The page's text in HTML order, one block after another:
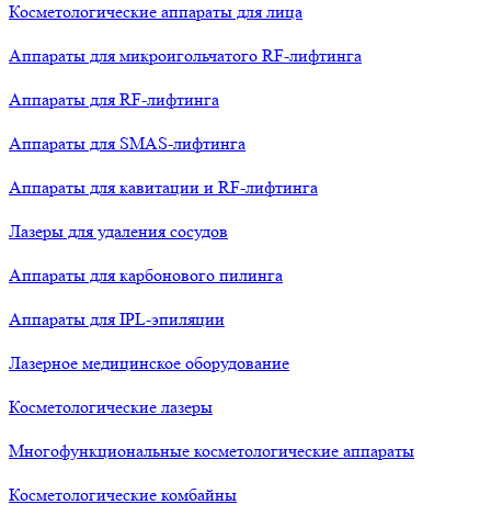
Косметологические аппараты для лица
Аппараты для микроигольчатого RF-лифтинга
Аппараты для RF-лифтинга
Аппараты для SMAS-лифтинга
Аппараты для кавитации и RF-лифтинга
Лазеры для удаления сосудов
Аппараты для карбонового пилинга
Аппараты для IPL-эпиляции
Лазерное медицинское оборудование
Косметологические лазеры
Многофункциональные косметологические аппараты
Косметологические комбайны